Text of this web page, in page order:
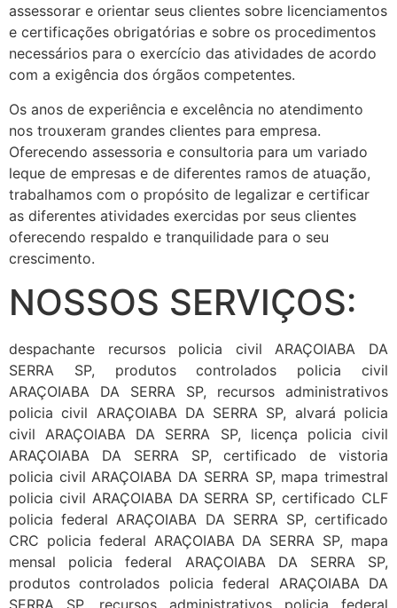
assessorar e orientar seus clientes sobre licenciamentos
e certificações obrigatórias e sobre os procedimentos
necessários para o exercício das atividades de acordo
com a exigência dos órgãos competentes.
Os anos de experiência e excelência no atendimento
nos trouxeram grandes clientes para empresa.
Oferecendo assessoria e consultoria para um variado
leque de empresas e de diferentes ramos de atuação,
trabalhamos com o propósito de legalizar e certificar
as diferentes atividades exercidas por seus clientes
oferecendo respaldo e tranquilidade para o seu
crescimento.
NOSSOS SERVIÇOS:
despachante recursos policia civil ARAÇOIABA DA
SERRA SP, produtos controlados policia civil
ARAÇOIABA DA SERRA SP, recursos administrativos
policia civil ARAÇOIABA DA SERRA SP, alvará policia
civil ARAÇOIABA DA SERRA SP, licença policia civil
ARAÇOIABA DA SERRA SP, certificado de vistoria
policia civil ARAÇOIABA DA SERRA SP, mapa trimestral
policia civil ARAÇOIABA DA SERRA SP, certificado CLF
policia federal ARAÇOIABA DA SERRA SP, certificado
CRC policia federal ARAÇOIABA DA SERRA SP, mapa
mensal policia federal ARAÇOIABA DA SERRA SP,
produtos controlados policia federal ARAÇOIABA DA